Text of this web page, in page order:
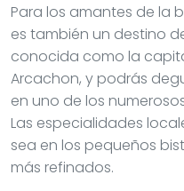
Para los amantes de la
es también un destino
conocida como la
Arcachon, y podrás
en uno de los
Las especialidades
sea en los pequeños
más refinados.